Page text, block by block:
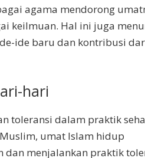
agama mendorong
keilmuan. Hal ini juga
ide baru dan kontribusi
hari
toleransi dalam praktik
umat Islam hidup
menjalankan praktik